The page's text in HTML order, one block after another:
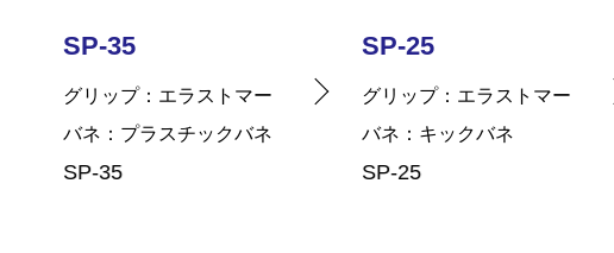
SP-25
グリップ
エラストマー
バネ
キックバネ
SP-25
SP-36
グリップ
エラストマー
バネ
プラスチックバネ
SP-36